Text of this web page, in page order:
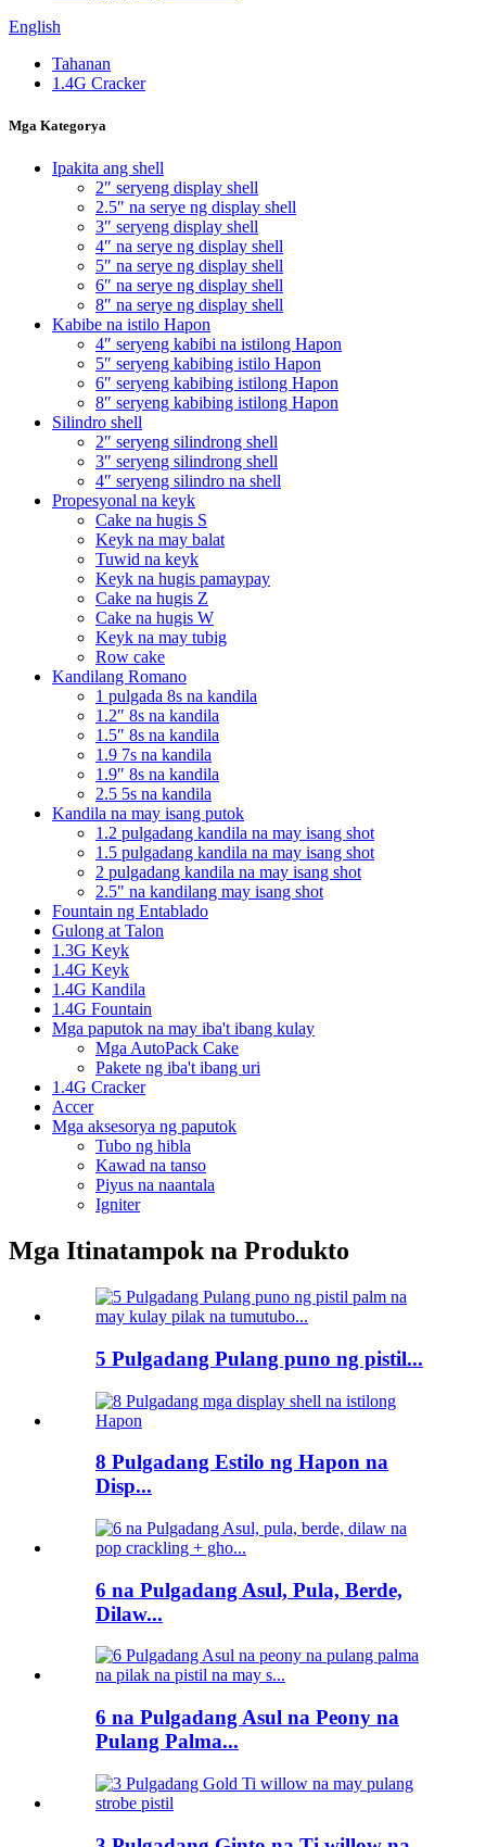
English
Tahanan
1.4G Cracker
Mga Kategorya
Ipakita ang shell
2″ seryeng display shell
2.5″ na serye ng display shell
3″ seryeng display shell
4″ na serye ng display shell
5″ na serye ng display shell
6″ na serye ng display shell
8″ na serye ng display shell
Kabibe na istilo Hapon
4″ seryeng kabibi na istilong Hapon
5″ seryeng kabibing istilo Hapon
6″ seryeng kabibing istilong Hapon
8″ seryeng kabibing istilong Hapon
Silindro shell
2″ seryeng silindrong shell
3″ seryeng silindrong shell
4″ seryeng silindro na shell
Propesyonal na keyk
Cake na hugis S
Keyk na may balat
Tuwid na keyk
Keyk na hugis pamaypay
Cake na hugis Z
Cake na hugis W
Keyk na may tubig
Row cake
Kandilang Romano
1 pulgada 8s na kandila
1.2″ 8s na kandila
1.5″ 8s na kandila
1.9 7s na kandila
1.9″ 8s na kandila
2.5 5s na kandila
Kandila na may isang putok
1.2 pulgadang kandila na may isang shot
1.5 pulgadang kandila na may isang shot
2 pulgadang kandila na may isang shot
2.5" na kandilang may isang shot
Fountain ng Entablado
Gulong at Talon
1.3G Keyk
1.4G Keyk
1.4G Kandila
1.4G Fountain
Mga paputok na may iba't ibang kulay
Mga AutoPack Cake
Pakete ng iba't ibang uri
1.4G Cracker
Accer
Mga aksesorya ng paputok
Tubo ng hibla
Kawad na tanso
Piyus na naantala
Igniter
Mga Itinatampok na Produkto
5 Pulgadang Pulang puno ng pistil...
8 Pulgadang Estilo ng Hapon na
Disp...
6 na Pulgadang Asul, Pula, Berde,
Dilaw...
6 na Pulgadang Asul na Peony na
Pulang Palma...